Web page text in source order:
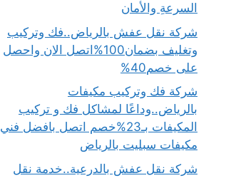
السرعةِ والأمان
شركة نقل عفش بالرياض..فك وتركيب
وتغليف بضمان100%اتصل الان واحصل
على خصم40%
شركة فك وتركيب مكيفات
بالرياض..وداعًا لمشاكل فك و تركيب
المكيفات بـ23%خصم اتصل بافضل فني
مكيفات سبليت بالرياض
شركة نقل عفش بالدرعية..خدمة نقل